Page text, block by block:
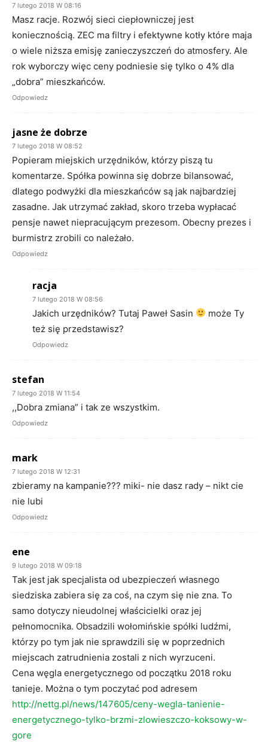
7 lutego 2018 W 08:16
Masz racje. Rozwój sieci ciepłowniczej jest
koniecznością. ZEC ma filtry i efektywne kotły które maja
o wiele niższa emisję zanieczyszczeń do atmosfery. Ale
rok wyborczy więc ceny podniesie się tylko o 4% dla
„dobra” mieszkańców.
Odpowiedz
jasne że dobrze
7 lutego 2018 W 08:52
Popieram miejskich urzędników, którzy piszą tu
komentarze. Spółka powinna się dobrze bilansować,
dlatego podwyżki dla mieszkańców są jak najbardziej
zasadne. Jak utrzymać zakład, skoro trzeba wypłacać
pensje nawet niepracującym prezesom. Obecny prezes i
burmistrz zrobili co należało.
Odpowiedz
racja
7 lutego 2018 W 08:56
Jakich urzędników? Tutaj Paweł Sasin
może Ty
też się przedstawisz?
Odpowiedz
stefan
7 lutego 2018 W 11:54
,,Dobra zmiana” i tak ze wszystkim.
Odpowiedz
mark
7 lutego 2018 W 12:31
zbieramy na kampanie??? miki- nie dasz rady – nikt cie
nie lubi
Odpowiedz
ene
9 lutego 2018 W 09:18
Tak jest jak specjalista od ubezpieczeń własnego
siedziska zabiera się za coś, na czym się nie zna. To
samo dotyczy nieudolnej właścicielki oraz jej
pełnomocnika. Obsadzili wołomińskie spółki ludźmi,
którzy po tym jak nie sprawdzili się w poprzednich
miejscach zatrudnienia zostali z nich wyrzuceni.
Cena węgla energetycznego od początku 2018 roku
tanieje. Można o tym poczytać pod adresem
http://nettg.pl/news/147605/ceny-wegla-tanienie-
energetycznego-tylko-brzmi-zlowieszczo-koksowy-w-
gore